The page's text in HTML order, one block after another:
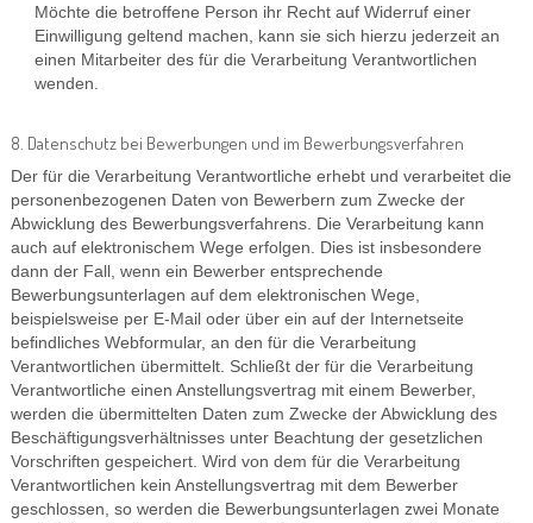
Möchte die betroffene Person ihr Recht auf Widerruf einer
Einwilligung geltend machen, kann sie sich hierzu jederzeit an
einen Mitarbeiter des für die Verarbeitung Verantwortlichen
wenden.
8. Datenschutz bei Bewerbungen und im Bewerbungsverfahren
Der für die Verarbeitung Verantwortliche erhebt und verarbeitet die
personenbezogenen Daten von Bewerbern zum Zwecke der
Abwicklung des Bewerbungsverfahrens. Die Verarbeitung kann
auch auf elektronischem Wege erfolgen. Dies ist insbesondere
dann der Fall, wenn ein Bewerber entsprechende
Bewerbungsunterlagen auf dem elektronischen Wege,
beispielsweise per E-Mail oder über ein auf der Internetseite
befindliches Webformular, an den für die Verarbeitung
Verantwortlichen übermittelt. Schließt der für die Verarbeitung
Verantwortliche einen Anstellungsvertrag mit einem Bewerber,
werden die übermittelten Daten zum Zwecke der Abwicklung des
Beschäftigungsverhältnisses unter Beachtung der gesetzlichen
Vorschriften gespeichert. Wird von dem für die Verarbeitung
Verantwortlichen kein Anstellungsvertrag mit dem Bewerber
geschlossen, so werden die Bewerbungsunterlagen zwei Monate